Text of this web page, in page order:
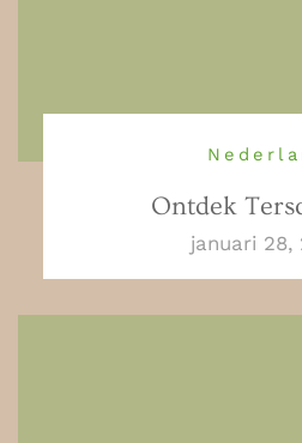
Ontdek
januari 28,